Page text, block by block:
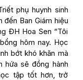
phụ huynh sinh
đến Ban Giám hiệu
ĐH Hoa Sen “Tôi
hôm nay. Học
bớt khó khăn mà
hứa sẽ đồng hành
tập tốt hơn, trở